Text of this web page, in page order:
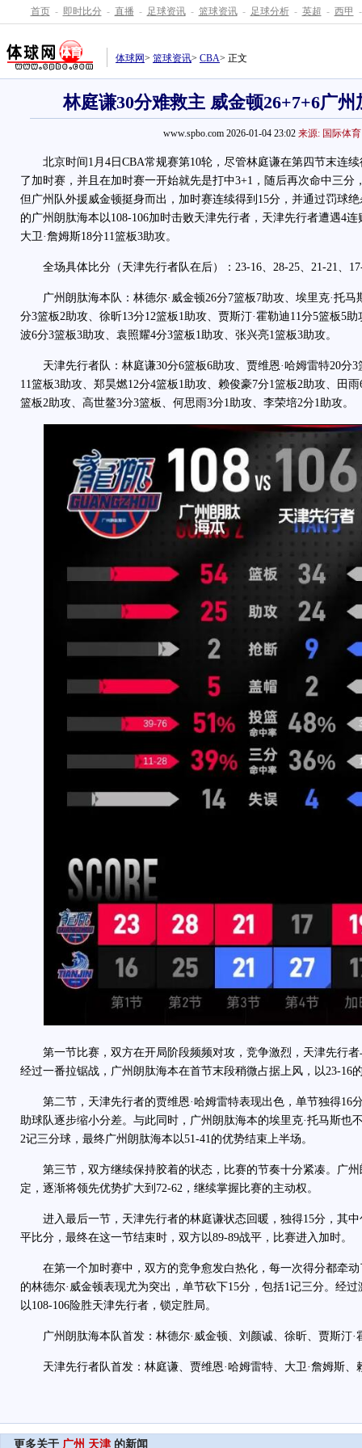
首页 - 即时比分 - 直播 - 足球资讯 - 篮球资讯 - 足球分析 - 英超 - 西甲 -
体球网> 篮球资讯> CBA> 正文
林庭谦30分难救主 威金顿26+7+6广
www.spbo.com 2026-01-04 23:02 来源: 国际体育
北京时间1月4日CBA常规赛第10轮，尽管林庭谦在第四节末连续
了加时赛，并且在加时赛一开始就先是打中3+1，随后再次命中三分
但广州队外援威金顿挺身而出，加时赛连续得到15分，并通过罚球
的广州朗肽海本以108-106加时击败天津先行者，天津先行者遭遇4
大卫·詹姆斯18分11篮板3助攻。
全场具体比分（天津先行者队在后）：23-16、28-25、21-21、
广州朗肽海本队：林德尔·威金顿26分7篮板7助攻、埃里克·托马
分3篮板2助攻、徐昕13分12篮板1助攻、贾斯汀·霍勒迪11分5篮板5
波6分3篮板3助攻、袁照耀4分3篮板1助攻、张兴亮1篮板3助攻。
天津先行者队：林庭谦30分6篮板6助攻、贾维恩·哈姆雷特20分3
11篮板3助攻、郑昊燃12分4篮板1助攻、赖俊豪7分1篮板2助攻、田
篮板2助攻、高世鳌3分3篮板、何思雨3分1助攻、李荣培2分1助攻。
第一节比赛，双方在开局阶段频频对攻，竞争激烈，天津先行者
经过一番拉锯战，广州朗肽海本在首节末段稍微占据上风，以23-16
第二节，天津先行者的贾维恩·哈姆雷特表现出色，单节独得16
助球队逐步缩小分差。与此同时，广州朗肽海本的埃里克·托马斯也
2记三分球，最终广州朗肽海本以51-41的优势结束上半场。
第三节，双方继续保持胶着的状态，比赛的节奏十分紧凑。广州
定，逐渐将领先优势扩大到72-62，继续掌握比赛的主动权。
进入最后一节，天津先行者的林庭谦状态回暖，独得15分，其中
平比分，最终在这一节结束时，双方以89-89战平，比赛进入加时。
在第一个加时赛中，双方的竞争愈发白热化，每一次得分都牵动
的林德尔·威金顿表现尤为突出，单节砍下15分，包括1记三分。经
以108-106险胜天津先行者，锁定胜局。
广州朗肽海本队首发：林德尔·威金顿、刘颜诚、徐昕、贾斯汀·
天津先行者队首发：林庭谦、贾维恩·哈姆雷特、大卫·詹姆斯、
更多关于 广州 天津 的新闻